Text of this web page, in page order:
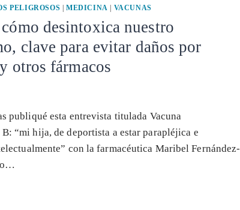
PELIGROSOS |MEDICINA VACUNAS
desintoxica nuestro
clave para evitar daños por
otros fármacos
publiqué esta entrevista titulada Vacuna
“mi hija, de deportista a estar parapléjica e
con la farmacéutica Maribel Fernández-